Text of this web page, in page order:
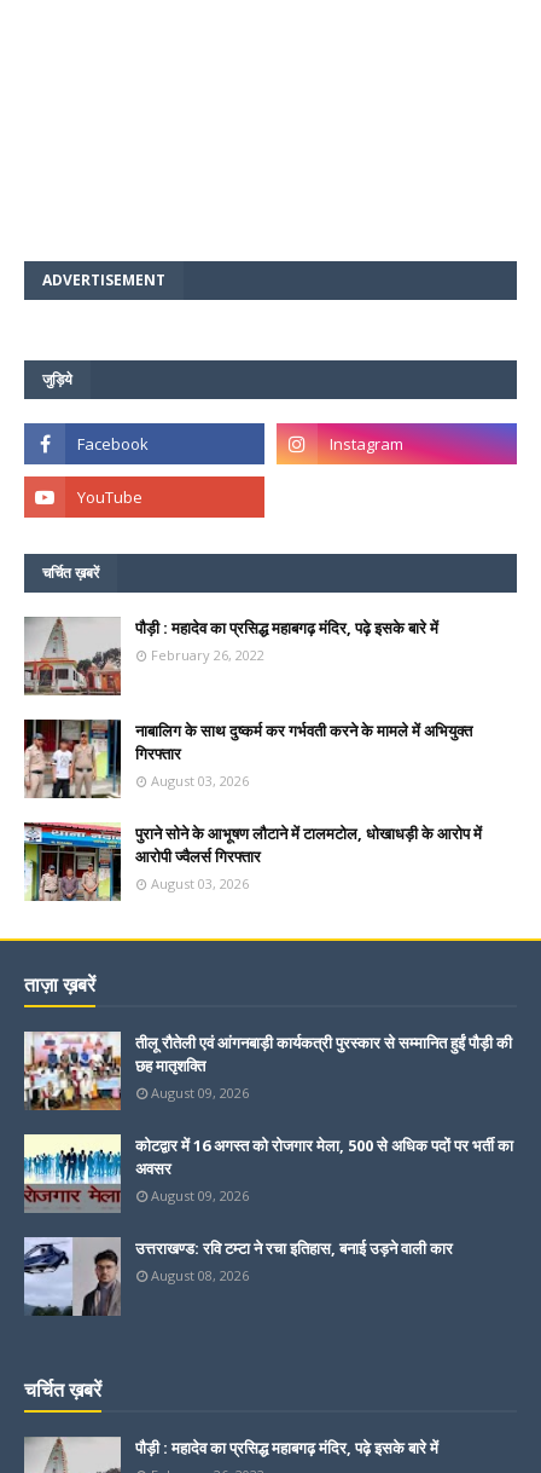
ADVERTISEMENT
जुड़िये
चर्चित ख़बरें
पौड़ी : महादेव का प्रसिद्ध महाबगढ़ मंदिर, पढ़े इसके बारे में
February 26, 2022
नाबालिग के साथ दुष्कर्म कर गर्भवती करने के मामले में अभियुक्त
गिरफ्तार
August 03, 2026
पुराने सोने के आभूषण लौटाने में टालमटोल, धोखाधड़ी के आरोप में
आरोपी ज्वैलर्स गिरफ्तार
August 03, 2026
ताज़ा ख़बरें
तीलू रौतेली एवं आंगनबाड़ी कार्यकत्री पुरस्कार से सम्मानित हुईं पौड़ी की
छह मातृशक्ति
August 09, 2026
कोटद्वार में 16 अगस्त को रोजगार मेला, 500 से अधिक पदों पर भर्ती का
अवसर
August 09, 2026
उत्तराखण्ड: रवि टम्टा ने रचा इतिहास, बनाई उड़ने वाली कार
August 08, 2026
चर्चित ख़बरें
पौड़ी : महादेव का प्रसिद्ध महाबगढ़ मंदिर, पढ़े इसके बारे में